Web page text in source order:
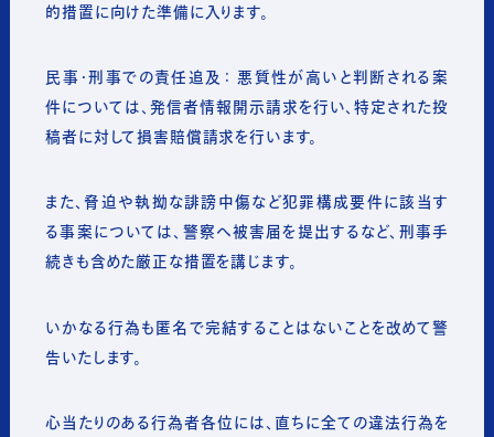
的措置に向けた準備に入ります。
民事・刑事での責任追及： 悪質性が高いと判断される案
件については、発信者情報開示請求を行い、特定された投
稿者に対して損害賠償請求を行います。
また、脅迫や執拗な誹謗中傷など犯罪構成要件に該当す
る事案については、警察へ被害届を提出するなど、刑事手
続きも含めた厳正な措置を講じます。
いかなる行為も匿名で完結することはないことを改めて警
告いたします。
心当たりのある行為者各位には、直ちに全ての違法行為を